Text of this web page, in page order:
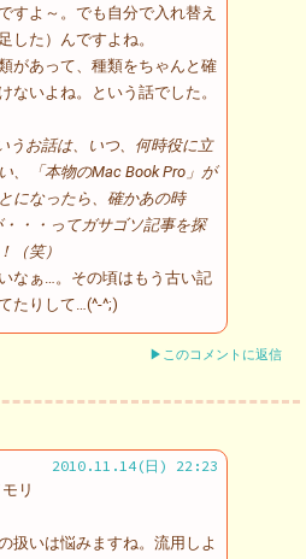
すよ～。でも自分で入れ替え
した）んですよね。
があって、種類をちゃんと確
ないよね。という話でした。
うお話は、いつ、何時役に立
、「本物のMac Book Pro」が
になったら、確かあの時
・・ってガサゴソ記事を探
（笑）
なぁ…。その頃はもう古い記
たりして…(^-^;)
▶このコメントに返信
2010.11.14(日) 22:23
リ
扱いは悩みますね。流用しよ